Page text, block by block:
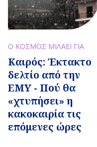
Ο ΚΟΣΜΟΣ ΜΙΛΑΕΙ ΓΙΑ
Καιρός: Έκτακτο
δελτίο από την
ΕΜΥ - Πού θα
«χτυπήσει» η
κακοκαιρία τις
επόμενες ώρες